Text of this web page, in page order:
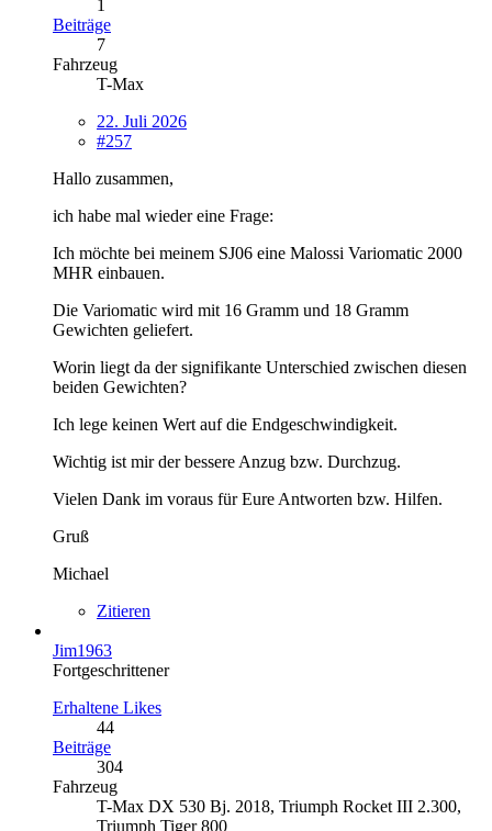
1
Beiträge
7
Fahrzeug
T-Max
22. Juli 2026
#257
Hallo zusammen,
ich habe mal wieder eine Frage:
Ich möchte bei meinem SJ06 eine Malossi Variomatic 2000
MHR einbauen.
Die Variomatic wird mit 16 Gramm und 18 Gramm
Gewichten geliefert.
Worin liegt da der signifikante Unterschied zwischen diesen
beiden Gewichten?
Ich lege keinen Wert auf die Endgeschwindigkeit.
Wichtig ist mir der bessere Anzug bzw. Durchzug.
Vielen Dank im voraus für Eure Antworten bzw. Hilfen.
Gruß
Michael
Zitieren
Jim1963
Fortgeschrittener
Erhaltene Likes
44
Beiträge
304
Fahrzeug
T-Max DX 530 Bj. 2018, Triumph Rocket III 2.300,
Triumph Tiger 800